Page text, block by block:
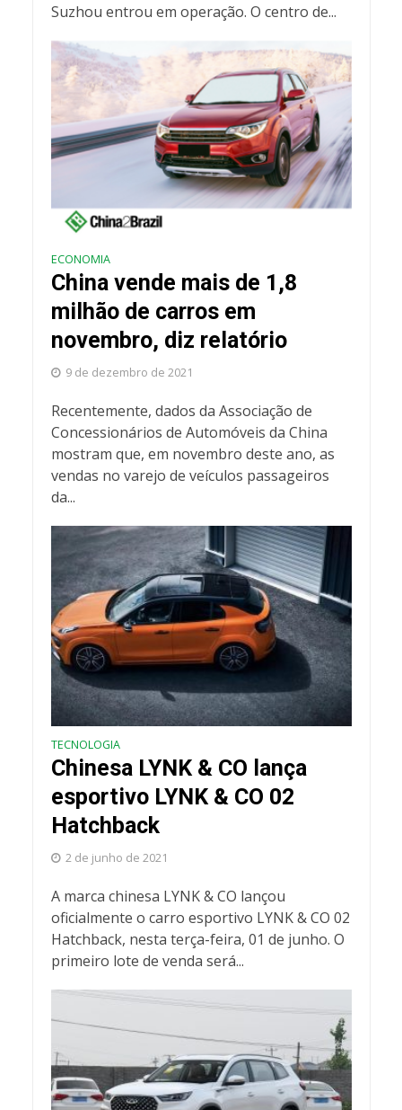
Suzhou entrou em operação. O centro de...
ECONOMIA
China vende mais de 1,8
milhão de carros em
novembro, diz relatório
9 de dezembro de 2021
Recentemente, dados da Associação de
Concessionários de Automóveis da China
mostram que, em novembro deste ano, as
vendas no varejo de veículos passageiros
da...
TECNOLOGIA
Chinesa LYNK & CO lança
esportivo LYNK & CO 02
Hatchback
2 de junho de 2021
A marca chinesa LYNK & CO lançou
oficialmente o carro esportivo LYNK & CO 02
Hatchback, nesta terça-feira, 01 de junho. O
primeiro lote de venda será...